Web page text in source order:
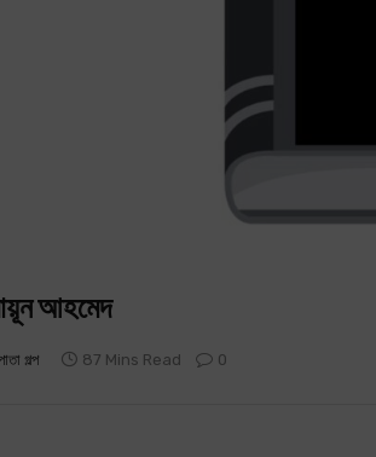
আহমেদ
গল্প 87 Mins Read 0